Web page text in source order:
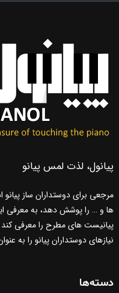
پیانول، لذت لمس پیانو
مرجعی برای دوستداران ساز
ها و … را پوشش دهد، به معرفی
پیانیست های مطرح را معرفی کند
نیازهای دوستداران پیانو را به
دسته‌ها